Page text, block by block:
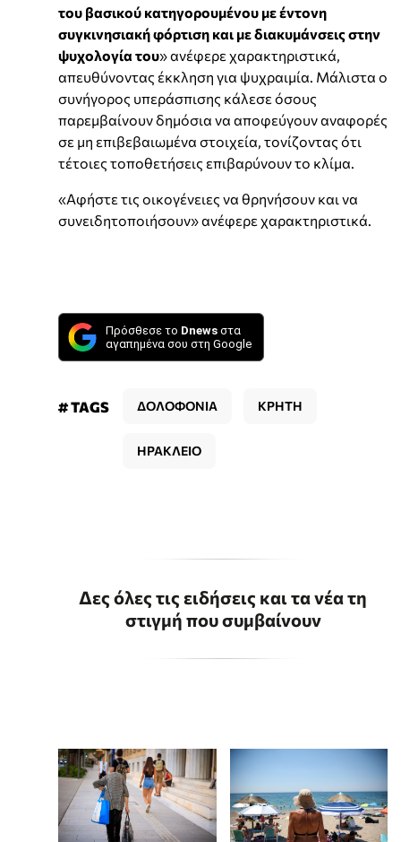
του βασικού κατηγορουμένου με έντονη
συγκινησιακή φόρτιση και με διακυμάνσεις στην
ψυχολογία του» ανέφερε χαρακτηριστικά,
απευθύνοντας έκκληση για ψυχραιμία. Μάλιστα ο
συνήγορος υπεράσπισης κάλεσε όσους
παρεμβαίνουν δημόσια να αποφεύγουν αναφορές
σε μη επιβεβαιωμένα στοιχεία, τονίζοντας ότι
τέτοιες τοποθετήσεις επιβαρύνουν το κλίμα.
«Αφήστε τις οικογένειες να θρηνήσουν και να
συνειδητοποιήσουν» ανέφερε χαρακτηριστικά.
Πρόσθεσε το Dnews στα
αγαπημένα σου στη Google
# TAGS ΔΟΛΟΦΟΝΙΑ ΚΡΗΤΗ
ΗΡΑΚΛΕΙΟ
Δες όλες τις ειδήσεις και τα νέα τη
στιγμή που συμβαίνουν